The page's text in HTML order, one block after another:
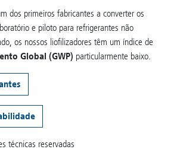
dos primeiros fabricantes a converter os
e piloto para refrigerantes não
os nossos liofilizadores têm um índice de
Global (GWP) particularmente baixo.
técnicas reservadas